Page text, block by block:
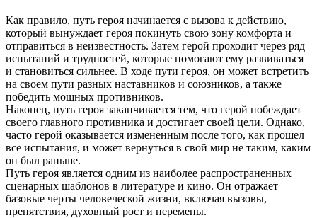
Как правило, путь героя начинается с вызова к действию,
который вынуждает героя покинуть свою зону комфорта и
отправиться в неизвестность. Затем герой проходит через ряд
испытаний и трудностей, которые помогают ему развиваться
и становиться сильнее. В ходе пути героя, он может встретить
на своем пути разных наставников и союзников, а также
победить мощных противников.
Наконец, путь героя заканчивается тем, что герой побеждает
своего главного противника и достигает своей цели. Однако,
часто герой оказывается измененным после того, как прошел
все испытания, и может вернуться в свой мир не таким, каким
он был раньше.
Путь героя является одним из наиболее распространенных
сценарных шаблонов в литературе и кино. Он отражает
базовые черты человеческой жизни, включая вызовы,
препятствия, духовный рост и перемены.